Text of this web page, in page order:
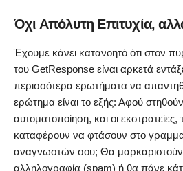
Όχι Απόλυτη Επιτυχία,
Έχουμε κάνει κατανοητό ότι στον
του GetResponse είναι αρκετά
περισσότερα ερωτήματα να
ερώτημα είναι το εξής: Αφού στηθούν
αυτοματοποίηση, και οι
καταφέρουν να φτάσουν στο
αναγνωστών σου; Θα μαρκαριστούν
αλληλογραφία (spam) ή θα πάνε